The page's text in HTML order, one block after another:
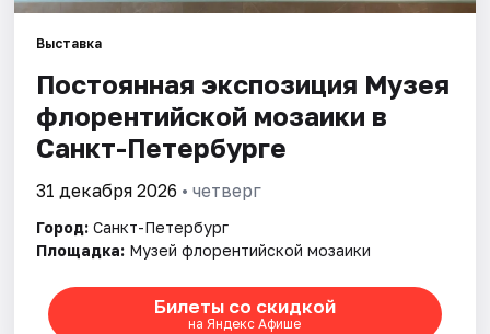
Площадки
Артисты
Рейтинги
Выставка
Постоянная экспозиция Музея
флорентийской мозаики в
Санкт-Петербурге
31 декабря 2026 • четверг
Город: Санкт-Петербург
Площадка: Музей флорентийской мозаики
Билеты со скидкой
на Яндекс Афише